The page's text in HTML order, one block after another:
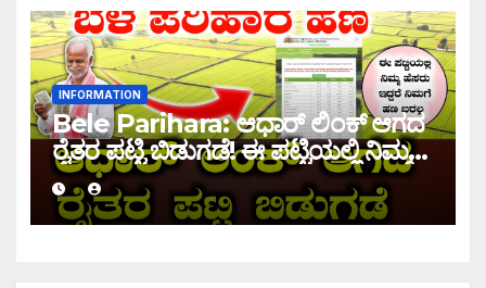
INFORMATION
Bele Parihara: ಆಧಾರ್ ಲಿಂಕ್ ಆಗದ
ರೈತರ ಪಟ್ಟಿ ಬಿಡುಗಡೆ! ಈ ಪಟ್ಟಿಯಲ್ಲಿ ನಿಮ್ಮ
ಹೆಸರು ಇದ್ದರೆ ನಿಮಗೆ ಹಣ ಜಮಾ ಆಗಲ್ಲ !